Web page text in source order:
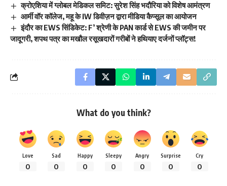
क्रोएशिया में ग्लोबल मेडिकल समिट: सुरेश सिंह भदौरिया को विशेष आमंत्रण
आर्मी वॉर कॉलेज, महू के IW डिवीज़न द्वारा मीडिया कैप्सूल का आयोजन
इंदौर का EWS सिंडिकेट: F’ श्रेणी के PAN कार्ड से EWS की जमीन पर
जादूगरी, शपथ पत्र का मखौल रसूखदारों गरीबों ने हथियाए दर्जनों प्लॉट्स!
What do you think?
Love
0
Sad
0
Happy
0
Sleepy
0
Angry
0
Surprise
0
Cry
0